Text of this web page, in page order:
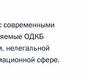
современными
ОДКБ
нелегальной
сфере.